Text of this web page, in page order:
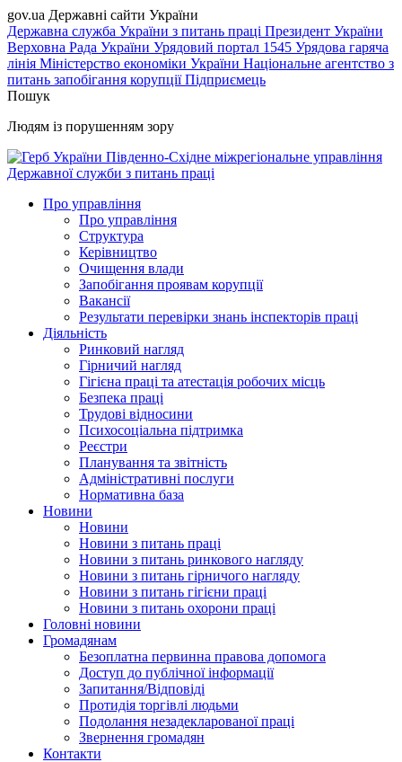
gov.ua Державні сайти України
Державна служба України з питань праці Президент України
Верховна Рада України Урядовий портал 1545 Урядова гаряча
лінія Міністерство економіки України Національне агентство з
питань запобігання корупціїПідприємець
Пошук
Людям із порушенням зору
Південно-Східне міжрегіональне управління
Державної служби з питань праці
Про управління
Про управління
Структура
Керівництво
Очищення влади
Запобігання проявам корупції
Вакансії
Результати перевірки знань інспекторів праці
Діяльність
Ринковий нагляд
Гірничий нагляд
Гігієна праці та атестація робочих місць
Безпека праці
Трудові відносини
Психосоціальна підтримка
Реєстри
Планування та звітність
Адміністративні послуги
Нормативна база
Новини
Новини
Новини з питань праці
Новини з питань ринкового нагляду
Новини з питань гірничого нагляду
Новини з питань гігієни праці
Новини з питань охорони праці
Головні новини
Громадянам
Безоплатна первинна правова допомога
Доступ до публічної інформації
Запитання/Відповіді
Протидія торгівлі людьми
Подолання незадекларованої праці
Звернення громадян
Контакти